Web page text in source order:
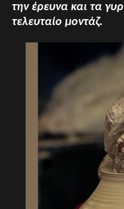
την έρευνα και τα
τελευταίο μοντάζ.